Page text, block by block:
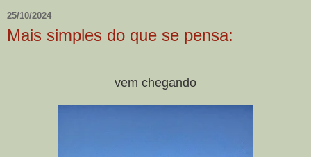
25/10/2024
Mais simples do que se pensa:
vem chegando